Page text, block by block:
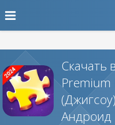
Скачать
Premium
Андроид